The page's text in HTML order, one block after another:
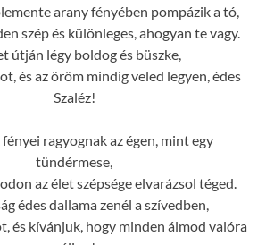
arany fényében pompázik a tó,
szép és különleges, ahogyan te vagy.
útján légy boldog és büszke,
és az öröm mindig veled legyen, édes
Szaléz!
ragyognak az égen, mint egy
tündérmese,
az élet szépsége elvarázsol téged.
édes dallama zenél a szívedben,
és kívánjuk, hogy minden álmod valóra